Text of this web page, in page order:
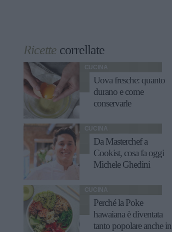
Ricette correllate
CUCINA
Uova fresche: quanto
durano e come
conservarle
CUCINA
Da Masterchef a
Cookist, cosa fa oggi
Michele Ghedini
CUCINA
Perché la Poke
hawaiana è diventata
tanto popolare anche in